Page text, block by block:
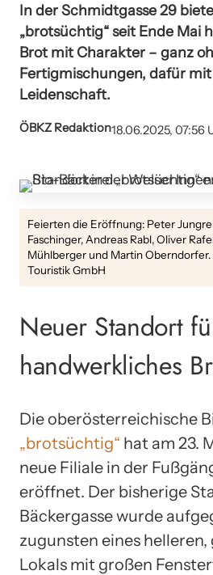
In der Schmidtgasse 29
„brotsüchtig“ seit Ende Mai
Brot mit Charakter – ganz
Fertigmischungen, dafür
Leidenschaft.
ÖBKZ Redaktion18.06.2025, 07:56
Feierten die Eröffnung: Peter
Faschinger, Andreas Rabl, Oliver
Mühlberger und Martin
Touristik GmbH
Neuer Standort
handwerkliches
Die oberösterreichische
„brotsüchtig“ hat am 23.
neue Filiale in der
eröffnet. Der bisherige
Bäckergasse wurde
zugunsten eines
Lokals mit großen